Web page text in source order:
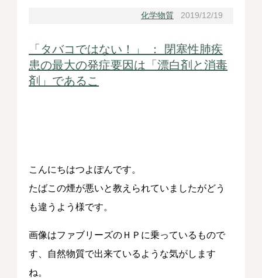
化学物質2019/12/19
「タバコではない！」 ： 閉塞性肺疾
患の最大の発症要因は「漂白剤と消毒
剤」であるこ
こんにちはつよぽんです。
たばこの煙が悪いと教えられていましたがどう
も違うよう様です。
画像はファブリーズのＨＰに乗っているもので
す、自然物質で出来ているような気がします
ね。